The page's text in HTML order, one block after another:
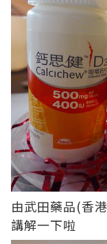
由武田藥品(香
講解一下啦